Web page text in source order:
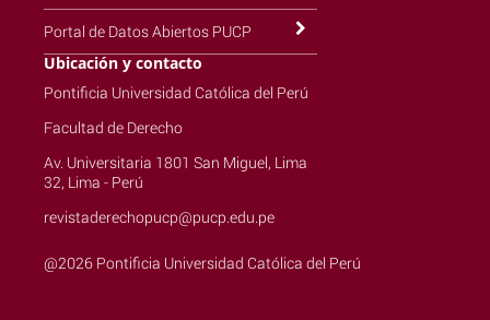
Portal de Datos Abiertos PUCP
Ubicación y contacto
Pontificia Universidad Católica del Perú
Facultad de Derecho
Av. Universitaria 1801 San Miguel, Lima
32, Lima - Perú
revistaderechopucp@pucp.edu.pe
@2026 Pontificia Universidad Católica del Perú